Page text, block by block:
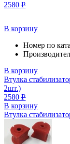
2580 Р
В корзину
Номер по
В корзину
Втулка
2шт.)
2580 Р
В корзину
Втулка